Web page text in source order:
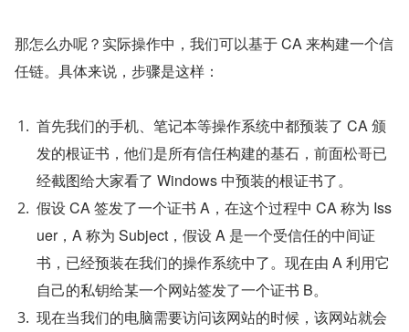
那怎么办呢？实际操作中，我们可以基于 CA 来构建一个信
任链。具体来说，步骤是这样：
首先我们的手机、笔记本等操作系统中都预装了 CA 颁
发的根证书，他们是所有信任构建的基石，前面松哥已
经截图给大家看了 Windows 中预装的根证书了。
假设 CA 签发了一个证书 A，在这个过程中 CA 称为 Iss
uer，A 称为 Subject，假设 A 是一个受信任的中间证
书，已经预装在我们的操作系统中了。现在由 A 利用它
自己的私钥给某一个网站签发了一个证书 B。
现在当我们的电脑需要访问该网站的时候，该网站就会